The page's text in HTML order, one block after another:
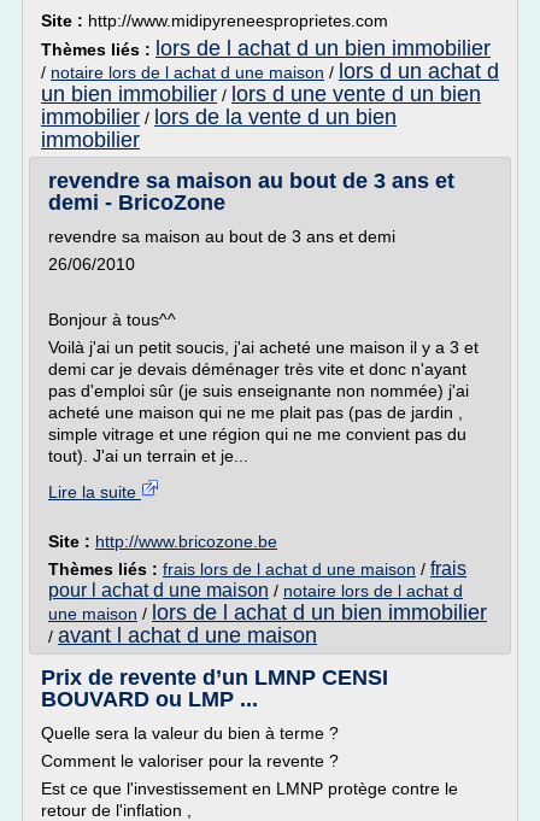
Site : http://www.midipyreneesproprietes.com
Thèmes liés : lors de l achat d un bien immobilier
/ notaire lors de l achat d une maison / lors d un achat d
un bien immobilier / lors d une vente d un bien
immobilier / lors de la vente d un bien
immobilier
revendre sa maison au bout de 3 ans et
demi - BricoZone
revendre sa maison au bout de 3 ans et demi
26/06/2010
Bonjour à tous^^
Voilà j'ai un petit soucis, j'ai acheté une maison il y a 3 et
demi car je devais déménager très vite et donc n'ayant
pas d'emploi sûr (je suis enseignante non nommée) j'ai
acheté une maison qui ne me plait pas (pas de jardin ,
simple vitrage et une région qui ne me convient pas du
tout). J'ai un terrain et je...
Lire la suite
Site : http://www.bricozone.be
Thèmes liés : frais lors de l achat d une maison / frais
pour l achat d une maison / notaire lors de l achat d
une maison / lors de l achat d un bien immobilier
/ avant l achat d une maison
Prix de revente d’un LMNP CENSI
BOUVARD ou LMP ...
Quelle sera la valeur du bien à terme ?
Comment le valoriser pour la revente ?
Est ce que l'investissement en LMNP protège contre le
retour de l'inflation ,